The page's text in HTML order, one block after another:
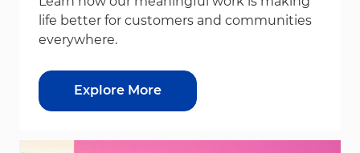
life better for customers and communities
everywhere.
Explore More